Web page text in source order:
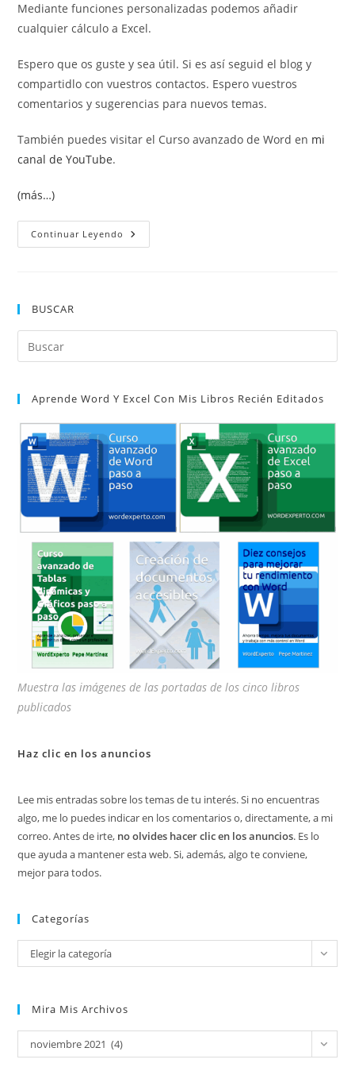
Mediante funciones personalizadas podemos añadir
cualquier cálculo a Excel.
Espero que os guste y sea útil. Si es así seguid el blog y
compartidlo con vuestros contactos. Espero vuestros
comentarios y sugerencias para nuevos temas.
También puedes visitar el Curso avanzado de Word en mi
canal de YouTube.
(más…)
Continuar Leyendo Funciones
Personalizadas
BUSCAR
Aprende Word Y Excel Con Mis Libros Recién Editados
Muestra las imágenes de las portadas de los cinco libros
publicados
Haz clic en los anuncios
Lee mis entradas sobre los temas de tu interés. Si no encuentras
algo, me lo puedes indicar en los comentarios o, directamente, a mi
correo. Antes de irte, no olvides hacer clic en los anuncios. Es lo
que ayuda a mantener esta web. Si, además, algo te conviene,
mejor para todos.
Categorías
Categorías
Elegir la categoría
Mira Mis Archivos
Mira
mis
noviembre 2021 (4)